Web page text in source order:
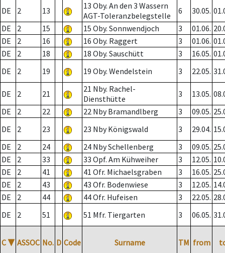
DE
2 13
13 Oby. An den 3 Wassern
AGT-Toleranzbelegstelle
6 30.05.
DE
2 15 15 Oby. Sonnwendjoch 3 01.06.
DE
2 16 16 Oby. Raggert 3 01.06.
DE
2 18 18 Oby. Sauschütt 3 16.05.
DE
2 19 19 Oby. Wendelstein 3 22.05.
DE 2 21
21 Nby. Rachel-
Diensthütte
3 13.05.
DE
2 22 22 Nby Bramandlberg 3 09.05.
DE
2 23 23 Nby Königswald 3 29.04.
DE
2 24 24 Nby Schellenberg 3 09.05.
DE
2 33 33 Opf. Am Kühweiher 3 12.05.
DE
2 41 41 Ofr. Michaelsgraben 3 16.05.
DE
2 43 43 Ofr. Bodenwiese 3 12.05.
DE
2 44 44 Ofr. Hufeisen 3 22.05.
DE
2 51 51 Mfr. Tiergarten 3 06.05.
C ▼ ASSOC No. D Code Surname TM from